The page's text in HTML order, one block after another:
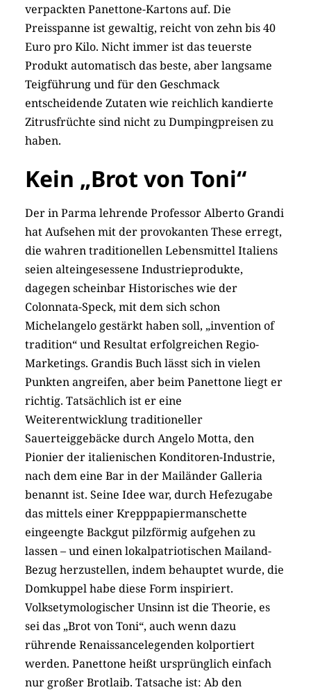
verpackten Panettone-Kartons auf. Die
Preisspanne ist gewaltig, reicht von zehn bis 40
Euro pro Kilo. Nicht immer ist das teuerste
Produkt automatisch das beste, aber langsame
Teigführung und für den Geschmack
entscheidende Zutaten wie reichlich kandierte
Zitrusfrüchte sind nicht zu Dumpingpreisen zu
haben.
Kein „Brot von Toni“
Der in Parma lehrende Professor Alberto Grandi
hat Aufsehen mit der provokanten These erregt,
die wahren traditionellen Lebensmittel Italiens
seien alteingesessene Industrieprodukte,
dagegen scheinbar Historisches wie der
Colonnata-Speck, mit dem sich schon
Michelangelo gestärkt haben soll, „invention of
tradition“ und Resultat erfolgreichen Regio-
Marketings. Grandis Buch lässt sich in vielen
Punkten angreifen, aber beim Panettone liegt er
richtig. Tatsächlich ist er eine
Weiterentwicklung traditioneller
Sauerteiggebäcke durch Angelo Motta, den
Pionier der italienischen Konditoren-Industrie,
nach dem eine Bar in der Mailänder Galleria
benannt ist. Seine Idee war, durch Hefezugabe
das mittels einer Krepppapiermanschette
eingeengte Backgut pilzförmig aufgehen zu
lassen – und einen lokalpatriotischen Mailand-
Bezug herzustellen, indem behauptet wurde, die
Domkuppel habe diese Form inspiriert.
Volksetymologischer Unsinn ist die Theorie, es
sei das „Brot von Toni“, auch wenn dazu
rührende Renaissancelegenden kolportiert
werden. Panettone heißt ursprünglich einfach
nur großer Brotlaib. Tatsache ist: Ab den